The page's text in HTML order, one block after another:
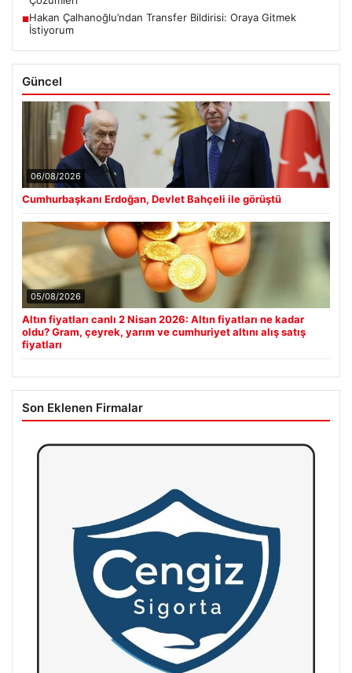
■Hakan Çalhanoğlu’ndan Transfer Bildirisi: Oraya Gitmek
İstiyorum
Güncel
06/08/2026
Cumhurbaşkanı Erdoğan, Devlet Bahçeli ile görüştü
05/08/2026
Altın fiyatları canlı 2 Nisan 2026: Altın fiyatları ne kadar
oldu? Gram, çeyrek, yarım ve cumhuriyet altını alış satış
fiyatları
Son Eklenen Firmalar